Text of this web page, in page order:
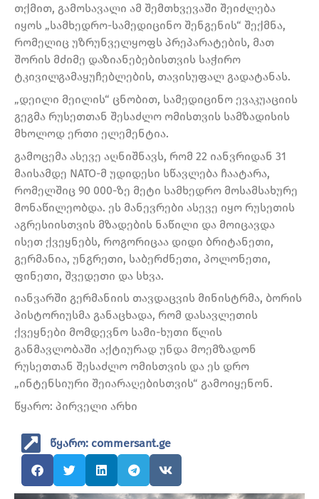
თქმით, გამოსავალი ამ შემთხვევაში შეიძლება
იყოს „სამხედრო-სამედიცინო შენგენის“ შექმნა,
რომელიც უზრუნველყოფს პრეპარატების, მათ
შორის მძიმე დაზიანებებისთვის საჭირო
ტკივილგამაყუჩებლების, თავისუფალ გადატანას.
„დეილი მეილის“ ცნობით, სამედიცინო ევაკუაციის
გეგმა რუსეთთან შესაძლო ომისთვის სამზადისის
მხოლოდ ერთი ელემენტია.
გამოცემა ასევე აღნიშნავს, რომ 22 იანვრიდან 31
მაისამდე NATO-მ უდიდესი სწავლება ჩაატარა,
რომელშიც 90 000-ზე მეტი სამხედრო მოსამსახურე
მონაწილეობდა. ეს მანევრები ასევე იყო რუსეთის
აგრესიისთვის მზადების ნაწილი და მოიცავდა
ისეთ ქვეყნებს, როგორიცაა დიდი ბრიტანეთი,
გერმანია, უნგრეთი, საბერძნეთი, პოლონეთი,
ფინეთი, შვედეთი და სხვა.
იანვარში გერმანიის თავდაცვის მინისტრმა, ბორის
პისტორიუსმა განაცხადა, რომ დასავლეთის
ქვეყნები მომდევნო სამი-ხუთი წლის
განმავლობაში აქტიურად უნდა მოემზადონ
რუსეთთან შესაძლო ომისთვის და ეს დრო
„ინტენსიური შეიარაღებისთვის“ გამოიყენონ.
წყარო: პირველი არხი
წყარო: commersant.ge